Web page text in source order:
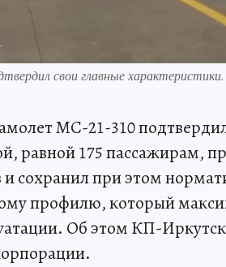
свои главные
МС-21-310
равной 175 пассажирам,
сохранил при этом
профилю, который
Об этом КП-